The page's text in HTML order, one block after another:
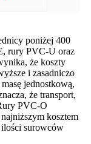
poniżej 400
rury PVC-U oraz
że ​​koszty
i zasadniczo
jednostkową,
że ​​transport,
PVC-O
kosztem
ilości surowców